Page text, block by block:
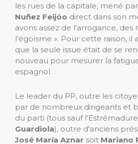
les rues de la capitale, mené
Nuñez Feijóo direct dans son
avons assez de l'arrogance, des
l'égoïsme ». Pour cette raison, il
que la seule issue était de se
nouveau pour mesurer la
espagnol.
Le leader du PP, outre les
par de nombreux dirigeants et
du parti (tous sauf
Guardiola), outre d'anciens
José María Aznar soit Mariano